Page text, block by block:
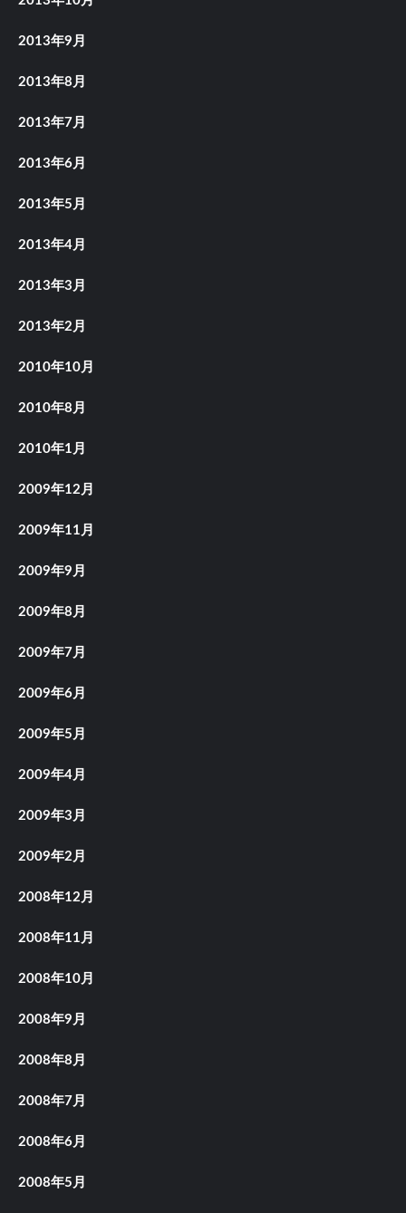
2013年9月
2013年8月
2013年7月
2013年6月
2013年5月
2013年4月
2013年3月
2013年2月
2010年10月
2010年8月
2010年1月
2009年12月
2009年11月
2009年9月
2009年8月
2009年7月
2009年6月
2009年5月
2009年4月
2009年3月
2009年2月
2008年12月
2008年11月
2008年10月
2008年9月
2008年8月
2008年7月
2008年6月
2008年5月